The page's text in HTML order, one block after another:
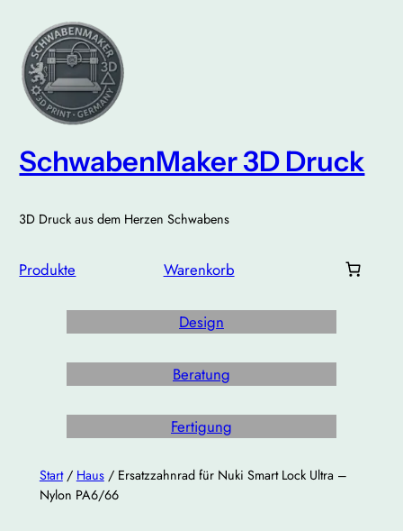
Inhalt
springen
SchwabenMaker 3D Druck
3D Druck aus dem Herzen Schwabens
Produkte Warenkorb
Design
Beratung
Fertigung
Start/ Haus/ Ersatzzahnrad für Nuki Smart Lock Ultra –
Nylon PA6/66